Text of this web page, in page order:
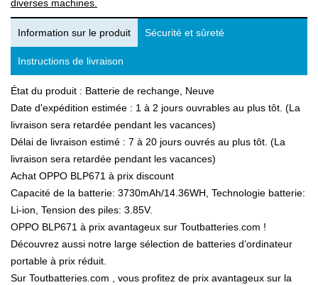
diverses machines.
Information sur le produit Sécurité et sûreté
Instructions de livraison
État du produit : Batterie de rechange, Neuve
Date d'expédition estimée : 1 à 2 jours ouvrables au plus tôt. (La
livraison sera retardée pendant les vacances)
Délai de livraison estimé : 7 à 20 jours ouvrés au plus tôt. (La
livraison sera retardée pendant les vacances)
Achat OPPO BLP671 à prix discount
Capacité de la batterie: 3730mAh/14.36WH, Technologie batterie:
Li-ion, Tension des piles: 3.85V.
OPPO BLP671 à prix avantageux sur Toutbatteries.com !
Découvrez aussi notre large sélection de batteries d’ordinateur
portable à prix réduit.
Sur Toutbatteries.com , vous profitez de prix avantageux sur la